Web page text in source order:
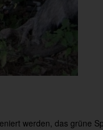
werden, das grüne